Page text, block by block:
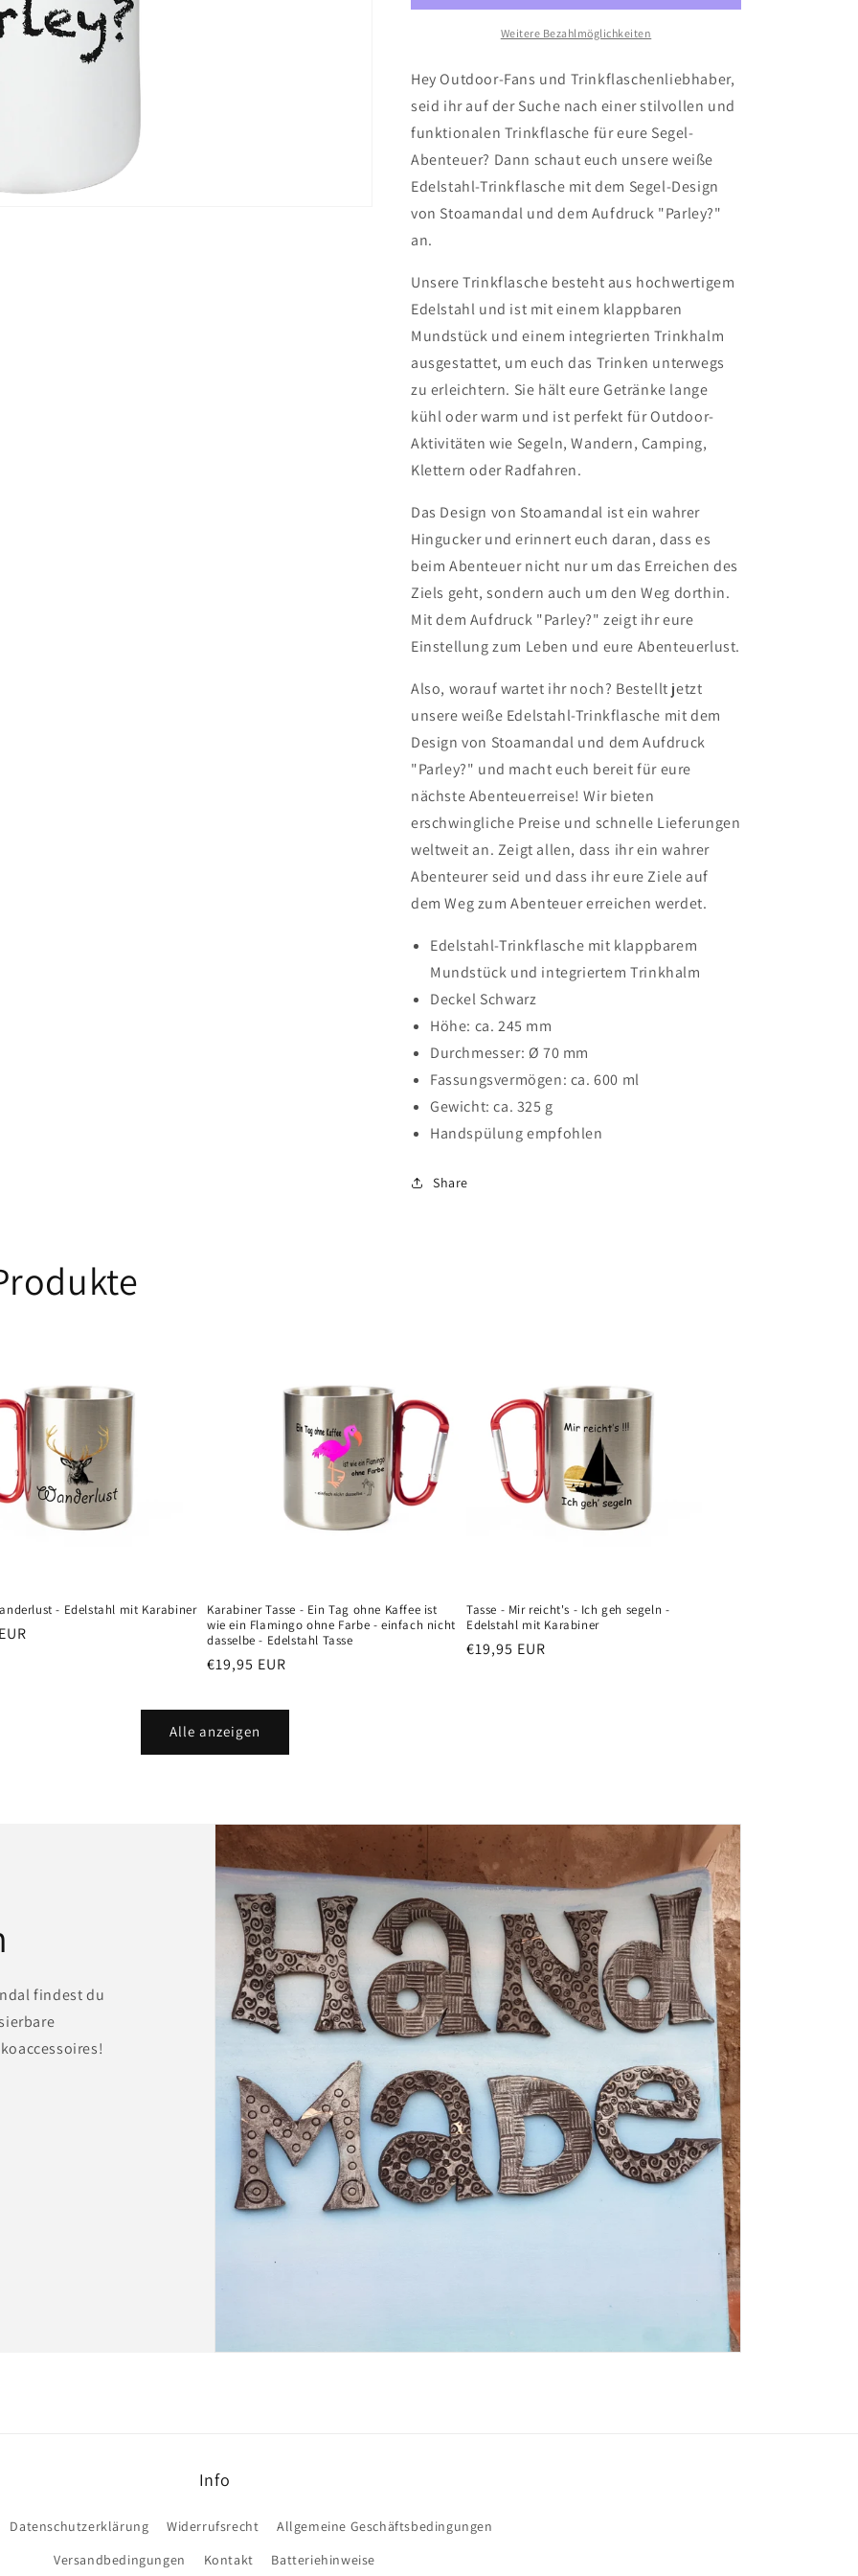
TrinkflascheTrinkflasche
Weitere Bezahlmöglichkeiten
Hey Outdoor-Fans und Trinkflaschenliebhaber,
seid ihr auf der Suche nach einer stilvollen und
funktionalen Trinkflasche für eure Segel-
Abenteuer? Dann schaut euch unsere weiße
Edelstahl-Trinkflasche mit dem Segel-Design
von Stoamandal und dem Aufdruck "Parley?"
an.
Unsere Trinkflasche besteht aus hochwertigem
Edelstahl und ist mit einem klappbaren
Mundstück und einem integrierten Trinkhalm
ausgestattet, um euch das Trinken unterwegs
zu erleichtern. Sie hält eure Getränke lange
kühl oder warm und ist perfekt für Outdoor-
Aktivitäten wie Segeln, Wandern, Camping,
Klettern oder Radfahren.
Das Design von Stoamandal ist ein wahrer
Hingucker und erinnert euch daran, dass es
beim Abenteuer nicht nur um das Erreichen des
Ziels geht, sondern auch um den Weg dorthin.
Mit dem Aufdruck "Parley?" zeigt ihr eure
Einstellung zum Leben und eure Abenteuerlust.
Also, worauf wartet ihr noch? Bestellt jetzt
unsere weiße Edelstahl-Trinkflasche mit dem
Design von Stoamandal und dem Aufdruck
"Parley?" und macht euch bereit für eure
nächste Abenteuerreise! Wir bieten
erschwingliche Preise und schnelle Lieferungen
weltweit an. Zeigt allen, dass ihr ein wahrer
Abenteurer seid und dass ihr eure Ziele auf
dem Weg zum Abenteuer erreichen werdet.
Edelstahl-Trinkflasche mit klappbarem
Mundstück und integriertem Trinkhalm
Deckel Schwarz
Höhe: ca. 245 mm
Durchmesser: Ø 70 mm
Fassungsvermögen: ca. 600 ml
Gewicht: ca. 325 g
Handspülung empfohlen
Share
- Edelstahl mit Karabiner
Karabiner Tasse - Ein Tag ohne Kaffee ist
wie ein Flamingo ohne Farbe - einfach nicht
dasselbe - Edelstahl Tasse
Normaler
€19,95 EUR
Tasse - Mir reicht's - Ich geh segeln -
Edelstahl mit Karabiner
Normaler
€19,95 EUR
Alle anzeigen
findest du
Info
Datenschutzerklärung Widerrufsrecht
Allgemeine Geschäftsbedingungen
Versandbedingungen
Kontakt Batteriehinweise